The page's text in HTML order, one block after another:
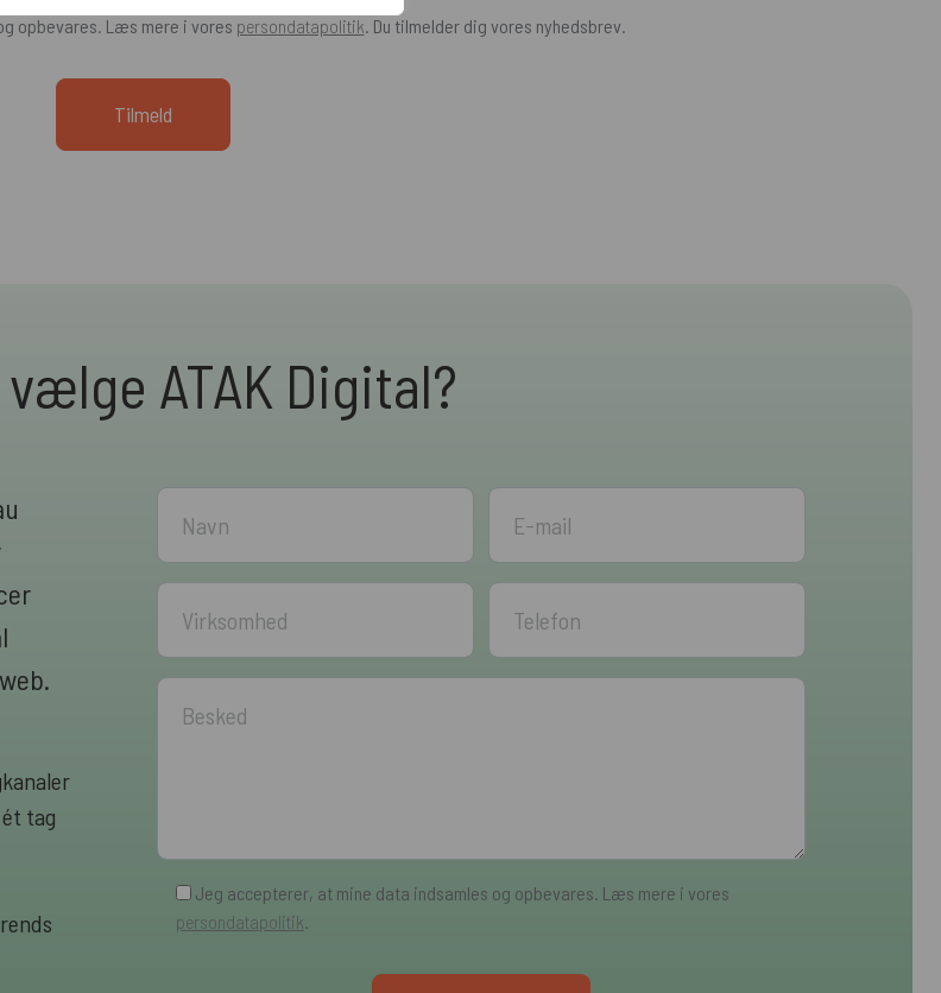
opbevares. Læs mere i vores persondatapolitik. Du tilmelder dig vores nyhedsbrev.
ATAK Digital?
tag
Jeg accepterer, at mine data indsamles og opbevares. Læs mere i vores
persondatapolitik.